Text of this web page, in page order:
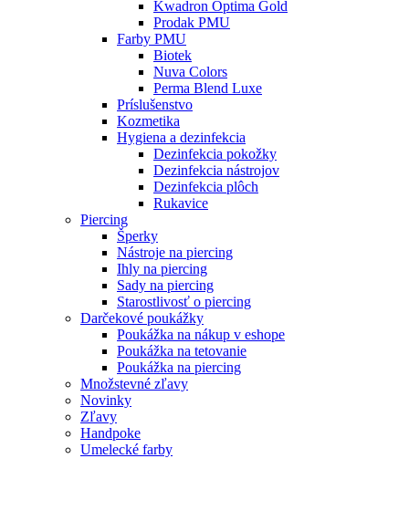
Kwadron Optima Gold
Prodak PMU
Farby PMU
Biotek
Nuva Colors
Perma Blend Luxe
Príslušenstvo
Kozmetika
Hygiena a dezinfekcia
Dezinfekcia pokožky
Dezinfekcia nástrojov
Dezinfekcia plôch
Rukavice
Piercing
Šperky
Nástroje na piercing
Ihly na piercing
Sady na piercing
Starostlivosť o piercing
Darčekové poukážky
Poukážka na nákup v eshope
Poukážka na tetovanie
Poukážka na piercing
Množstevné zľavy
Novinky
Zľavy
Handpoke
Umelecké farby